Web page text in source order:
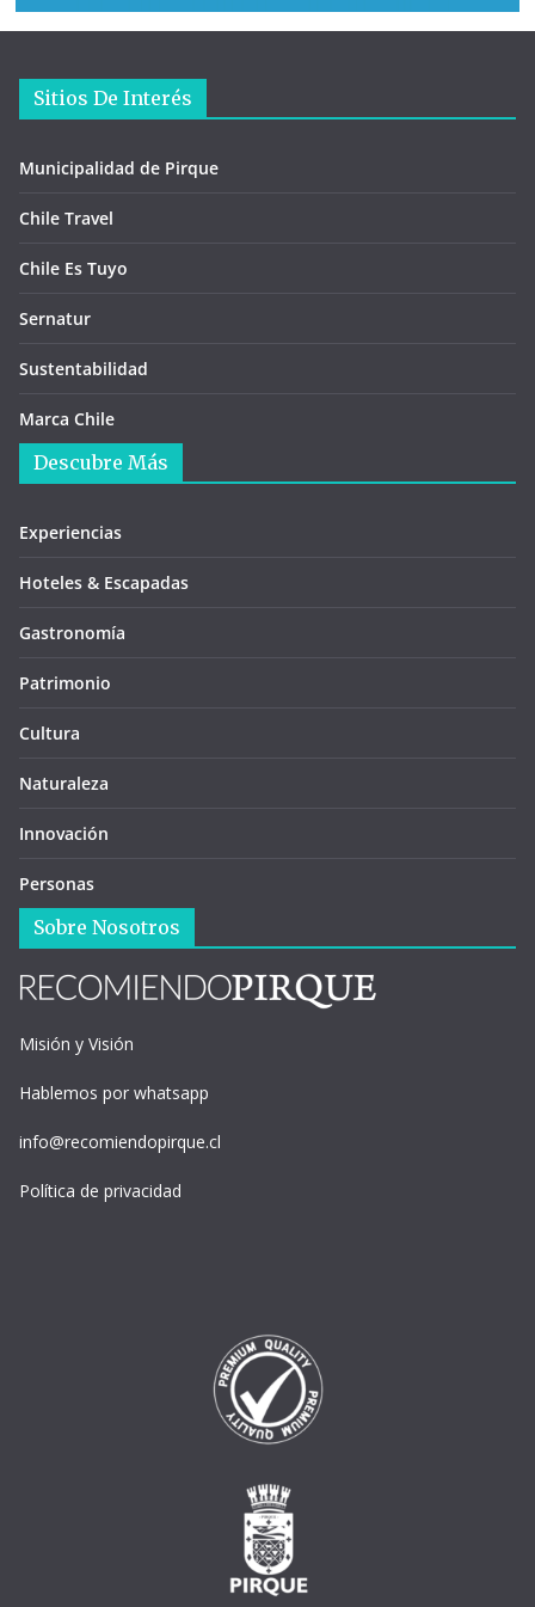
Sitios De Interés
Municipalidad de Pirque
Chile Travel
Chile Es Tuyo
Sernatur
Sustentabilidad
Marca Chile
Descubre Más
Experiencias
Hoteles & Escapadas
Gastronomía
Patrimonio
Cultura
Naturaleza
Innovación
Personas
Sobre Nosotros
Misión y Visión
Hablemos por whatsapp
info@recomiendopirque.cl
Política de privacidad